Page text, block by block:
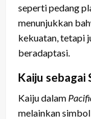
seperti pedang
menunjukkan
kekuatan, tetapi
beradaptasi.
Kaiju sebagai
Kaiju dalam
melainkan